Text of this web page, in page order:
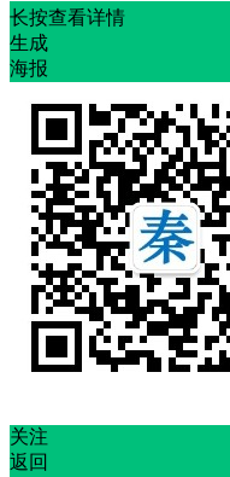
长按查看详情
生成
海报
关注
返回